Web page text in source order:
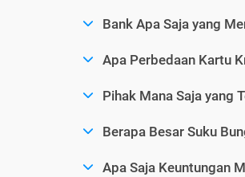
Bank Apa Saja yang
Apa Perbedaan Kartu
Pihak Mana Saja yang
Berapa Besar Suku
Apa Saja Keuntungan